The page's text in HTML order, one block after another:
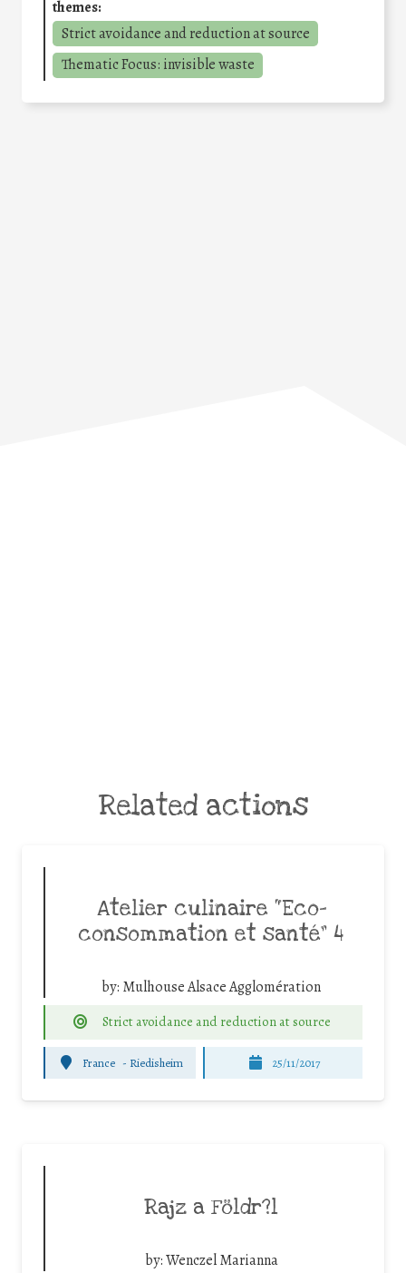
themes:
Strict avoidance and reduction at source
Thematic Focus: invisible waste
Related actions
Atelier culinaire “Eco-
consommation et santé” 4
by: Mulhouse Alsace Agglomération
Strict avoidance and reduction at source
France - Riedisheim 25/11/2017
Rajz a Földr?l
by:Wenczel Marianna